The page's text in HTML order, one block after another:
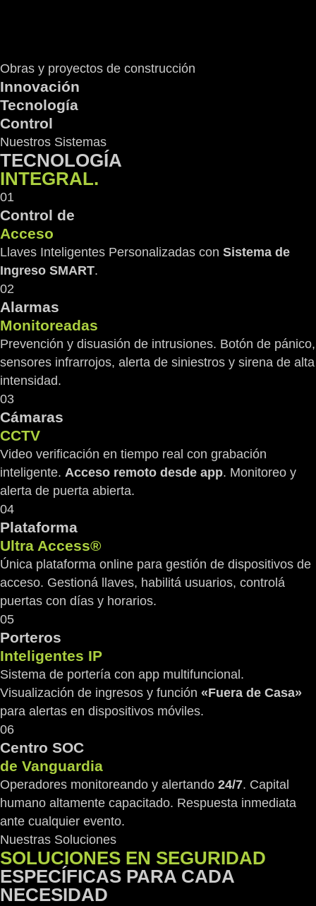
Obras y proyectos de construcción
Innovación
Tecnología
Control
Nuestros Sistemas
TECNOLOGÍA
INTEGRAL.
01
Control de
Acceso
Llaves Inteligentes Personalizadas con Sistema de
Ingreso SMART.
02
Alarmas
Monitoreadas
Prevención y disuasión de intrusiones. Botón de pánico,
sensores infrarrojos, alerta de siniestros y sirena de alta
intensidad.
03
Cámaras
CCTV
Video verificación en tiempo real con grabación
inteligente. Acceso remoto desde app. Monitoreo y
alerta de puerta abierta.
04
Plataforma
Ultra Access®
Única plataforma online para gestión de dispositivos de
acceso. Gestioná llaves, habilitá usuarios, controlá
puertas con días y horarios.
05
Porteros
Inteligentes IP
Sistema de portería con app multifuncional.
Visualización de ingresos y función «Fuera de Casa»
para alertas en dispositivos móviles.
06
Centro SOC
de Vanguardia
Operadores monitoreando y alertando 24/7. Capital
humano altamente capacitado. Respuesta inmediata
ante cualquier evento.
Nuestras Soluciones
SOLUCIONES EN SEGURIDAD
ESPECÍFICAS PARA CADA
NECESIDAD